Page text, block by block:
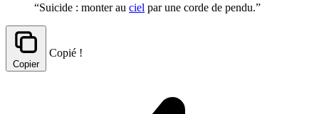
“Suicide : monter au ciel par une corde de pendu.”
Copier
Copié !